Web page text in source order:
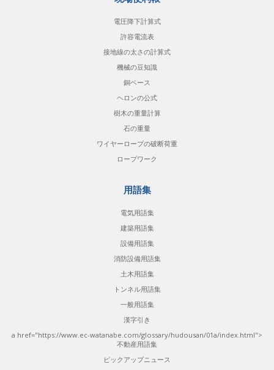
電圧降下計算式
許容電流表
接地線の太さの計算式
機械の豆知識
銅ベース
ヘロンの公式
樹木の重量計算
石の重量
ワイヤーロープの破断荷重
ロープワーク
用語集
電気用語集
建築用語集
設備用語集
消防設備用語集
土木用語集
トンネル用語集
一般用語集
漢字引き
a href="https://www.ec-watanabe.com/glossary/hudousan/01a/index.html">
不動産用語集
ピックアップニュース